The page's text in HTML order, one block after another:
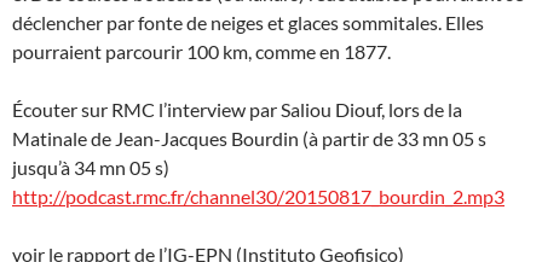
déclencher par fonte de neiges et glaces sommitales. Elles
pourraient parcourir 100 km, comme en 1877.
Écouter sur RMC l’interview par Saliou Diouf, lors de la
Matinale de Jean-Jacques Bourdin (à partir de 33 mn 05 s
jusqu’à 34 mn 05 s)
http://podcast.rmc.fr/channel30/20150817_bourdin_2.mp3
voir le rapport de l’IG-EPN (Instituto Geofisico)